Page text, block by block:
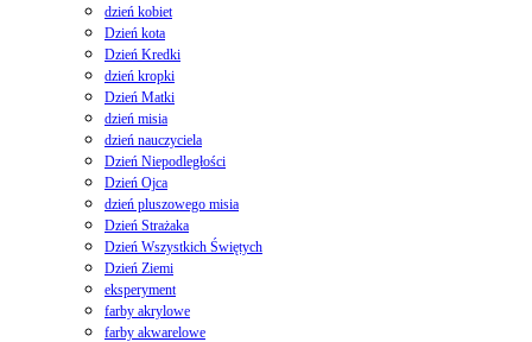
dzień kobiet
Dzień kota
Dzień Kredki
dzień kropki
Dzień Matki
dzień misia
dzień nauczyciela
Dzień Niepodległości
Dzień Ojca
dzień pluszowego misia
Dzień Strażaka
Dzień Wszystkich Świętych
Dzień Ziemi
eksperyment
farby akrylowe
farby akwarelowe